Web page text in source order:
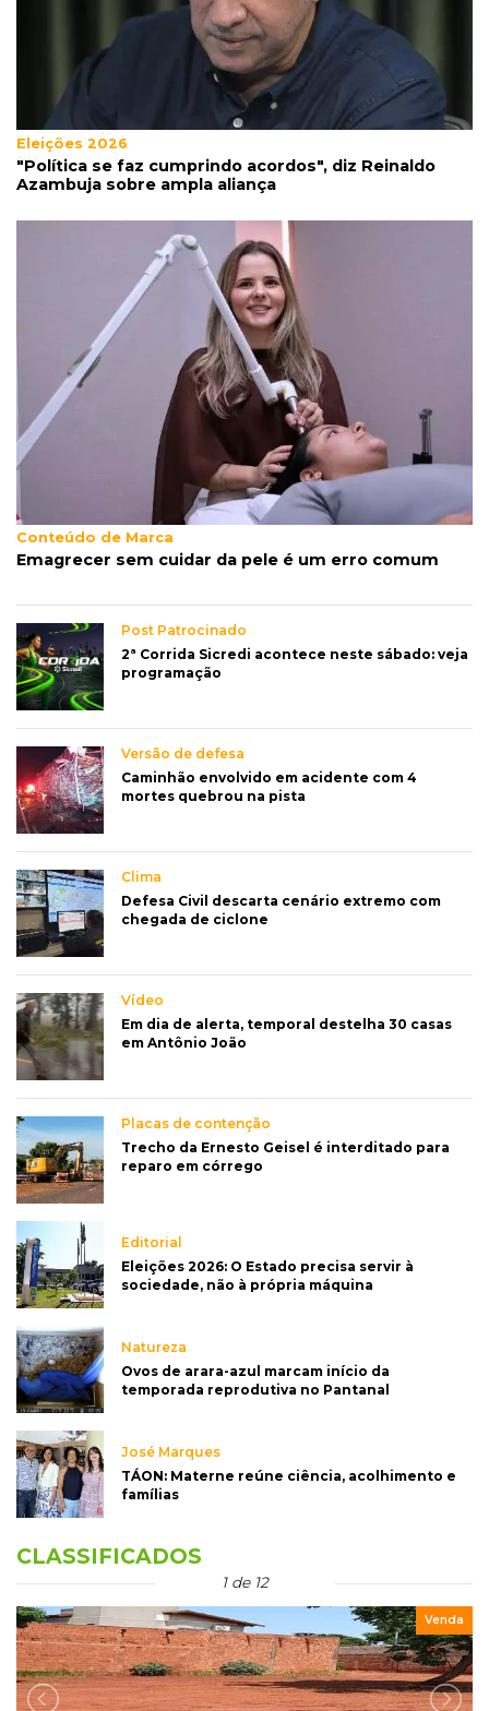
Eleições 2026
"Política se faz cumprindo acordos", diz Reinaldo
Azambuja sobre ampla aliança
Conteúdo de Marca
Emagrecer sem cuidar da pele é um erro comum
Post Patrocinado
2ª Corrida Sicredi acontece neste sábado: veja
programação
Versão de defesa
Caminhão envolvido em acidente com 4
mortes quebrou na pista
Clima
Defesa Civil descarta cenário extremo com
chegada de ciclone
Vídeo
Em dia de alerta, temporal destelha 30 casas
em Antônio João
Placas de contenção
Trecho da Ernesto Geisel é interditado para
reparo em córrego
Editorial
Eleições 2026: O Estado precisa servir à
sociedade, não à própria máquina
Natureza
Ovos de arara-azul marcam início da
temporada reprodutiva no Pantanal
José Marques
TÁON: Materne reúne ciência, acolhimento e
famílias
CLASSIFICADOS
2 de 12
Venda